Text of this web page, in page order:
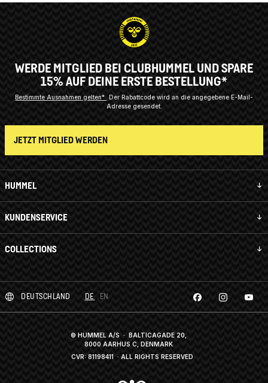
HUMMEL
KUNDENSERVICE
COLLECTIONS
WERDE MITGLIED BEI CLUBHUMMEL UND SPARE
15% AUF DEINE ERSTE BESTELLUNG*
Bestimmte Ausnahmen gelten* Der Rabattcode wird an die angegebene E-Mail-
Adresse gesendet.
JETZT MITGLIED WERDEN
DEUTSCHLAND DE EN
© HUMMEL A/S · BALTICAGADE 20,
8000 AARHUS C, DENMARK
CVR: 81198411 · ALL RIGHTS RESERVED